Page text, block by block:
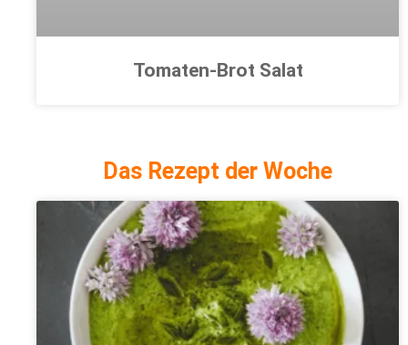
Tomaten-Brot Salat
Das Rezept der Woche